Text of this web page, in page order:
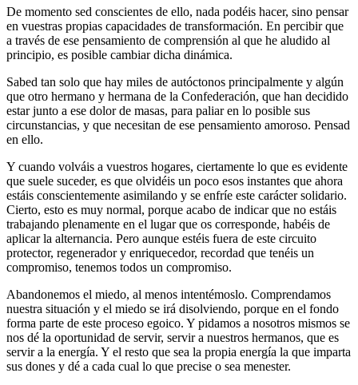
De momento sed conscientes de ello, nada podéis hacer, sino pensar
en vuestras propias capacidades de transformación. En percibir que
a través de ese pensamiento de comprensión al que he aludido al
principio, es posible cambiar dicha dinámica.
Sabed tan solo que hay miles de autóctonos principalmente y algún
que otro hermano y hermana de la Confederación, que han decidido
estar junto a ese dolor de masas, para paliar en lo posible sus
circunstancias, y que necesitan de ese pensamiento amoroso. Pensad
en ello.
Y cuando volváis a vuestros hogares, ciertamente lo que es evidente
que suele suceder, es que olvidéis un poco esos instantes que ahora
estáis conscientemente asimilando y se enfríe este carácter solidario.
Cierto, esto es muy normal, porque acabo de indicar que no estáis
trabajando plenamente en el lugar que os corresponde, habéis de
aplicar la alternancia. Pero aunque estéis fuera de este circuito
protector, regenerador y enriquecedor, recordad que tenéis un
compromiso, tenemos todos un compromiso.
Abandonemos el miedo, al menos intentémoslo. Comprendamos
nuestra situación y el miedo se irá disolviendo, porque en el fondo
forma parte de este proceso egoico. Y pidamos a nosotros mismos se
nos dé la oportunidad de servir, servir a nuestros hermanos, que es
servir a la energía. Y el resto que sea la propia energía la que imparta
sus dones y dé a cada cual lo que precise o sea menester.